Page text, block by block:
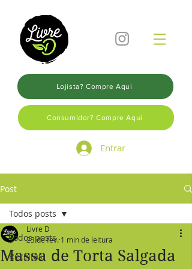
Lojista? Compre Aqui
Consumidor? Compre Aqui
Entrar
Post
Todos posts
Receitas
Todos posts
Massa de Torta Salgada
Livre D
23 de fev. 1 min de leitura